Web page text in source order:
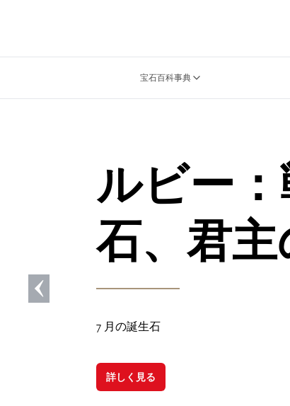
宝石百科事典
ルビー
石、君主
7 月の誕生石
詳しく見る
Previous slide